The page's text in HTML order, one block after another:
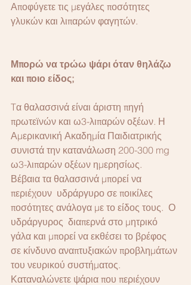
Αποφύγετε τις μεγάλες ποσότητες
γλυκών και λιπαρών φαγητών.
Μπορώ να τρώω ψάρι όταν θηλάζω
και ποιο είδος;
Tα θαλασσινά είναι άριστη πηγή
πρωτεϊνών και ω3-λιπαρών οξέων. Η
Αμερικανική Ακαδημία Παιδιατρικής
συνιστά την κατανάλωση 200-300 mg
ω3-λιπαρών οξέων ημερησίως.
Βέβαια τα θαλασσινά μπορεί να
περιέχουν  υδράργυρο σε ποικίλες
ποσότητες ανάλογα με το είδος τους.  Ο
υδράργυρος  διαπερνά στο μητρικό
γάλα και μπορεί να εκθέσει το βρέφος
σε κίνδυνο αναπτυξιακών προβλημάτων
του νευρικού συστήματος.
Καταναλώνετε ψάρια που περιέχουν